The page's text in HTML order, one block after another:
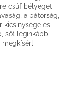
csúf bélyeget
a bátorság,
kicsinysége és
sőt leginkább
megkísérli